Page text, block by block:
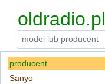
oldradio.pl
producent
Sanyo